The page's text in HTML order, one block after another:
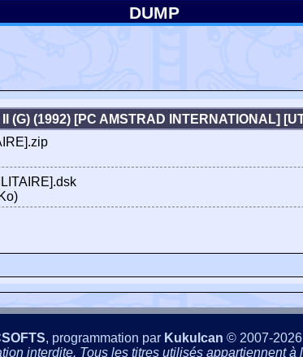
DUMP
(G) (1992) [PC AMSTRAD INTERNATIONAL]
, programmation par Kukulcan © 2007-
interdite. Tous les titres utilisés appartiennent à